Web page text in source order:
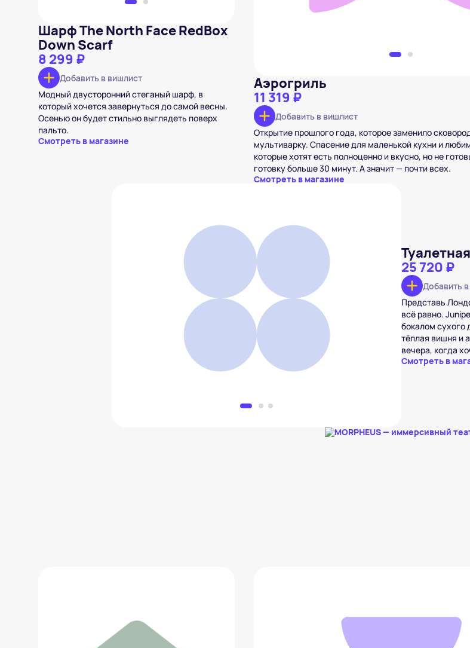
Шарф The North Face RedBox
Down Scarf
8 299 ₽
Добавить в вишлист
Модный двусторонний стеганый шарф, в
который хочется завернуться до самой весны.
Осенью он будет стильно выглядеть поверх
пальто.
Смотреть в магазине
Аэрогриль
11 319 ₽
Добавить в вишлист
Открытие прошлого года, которое заменило
мультиварку. Спасение для маленькой кухни и
которые хотят есть полноценно и вкусно, но не
готовку больше 30 минут. А значит — почти всех.
Смотреть в магазине
Туалетная вода Penhaligon's juniper sling
25 720 ₽
Добавить в вишлист
25 720 ₽
Добавить
Представь
всё равно.
бокалом
тёплая вишня и
вечера, когда
Смотреть в